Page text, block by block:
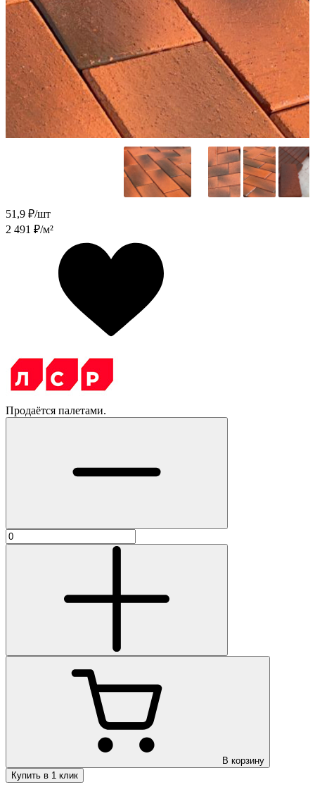
51,9 ₽/шт
2 491 ₽/м²
Продаётся палетами.
В корзину
Купить в 1 клик